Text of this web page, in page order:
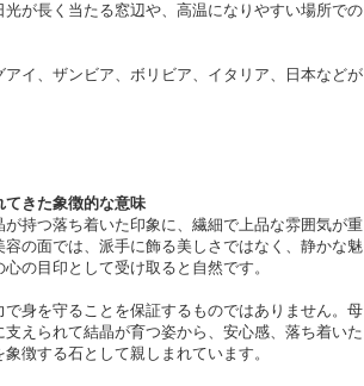
が長く当たる窓辺や、高温になりやすい場所での
イ、ザンビア、ボリビア、イタリア、日本などが
てきた象徴的な意味
持つ落ち着いた印象に、繊細で上品な雰囲気が重
の面では、派手に飾る美しさではなく、静かな魅
の目印として受け取ると自然です。
で身を守ることを保証するものではありません。母
えられて結晶が育つ姿から、安心感、落ち着いた
徴する石として親しまれています。